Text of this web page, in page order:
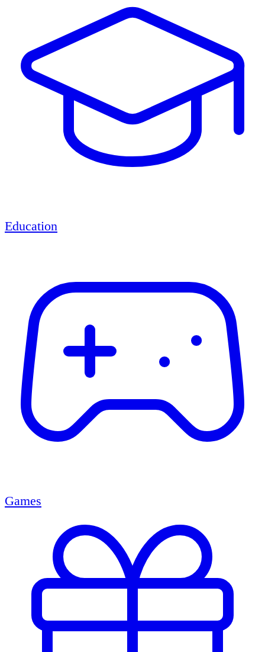
Education
Games